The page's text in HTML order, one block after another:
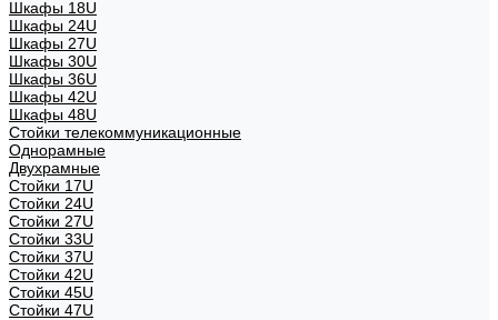
Шкафы 18U
Шкафы 24U
Шкафы 27U
Шкафы 30U
Шкафы 36U
Шкафы 42U
Шкафы 48U
Стойки телекоммуникационные
Однорамные
Двухрамные
Стойки 17U
Стойки 24U
Стойки 27U
Стойки 33U
Стойки 37U
Стойки 42U
Стойки 45U
Стойки 47U